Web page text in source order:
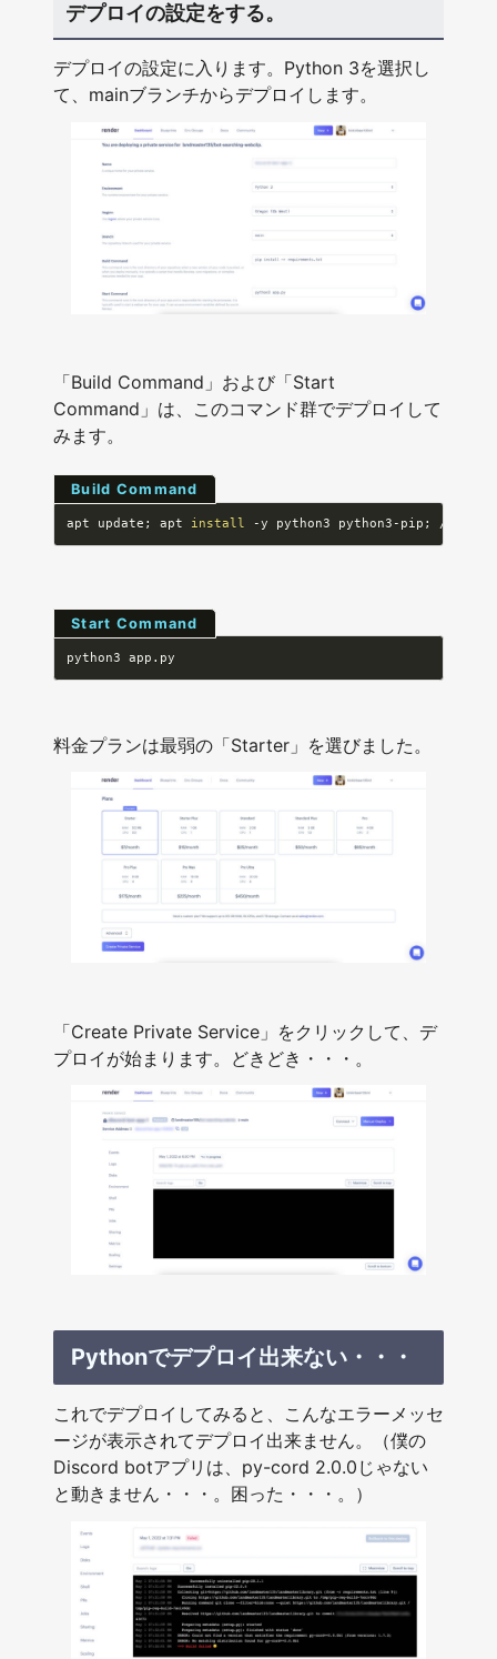
デプロイの設定をする。
デプロイの設定に入ります。Python 3を選択し
て、mainブランチからデプロイします。
「Build Command」および「Start
Command」は、このコマンド群でデプロイして
みます。
Build Command
apt update ; apt install -y python3 python3-pip ; /opt/
Start Command
python3 app.py
料金プランは最弱の「Starter」を選びました。
「Create Private Service」をクリックして、デ
プロイが始まります。どきどき・・・。
Pythonでデプロイ出来ない・・・
これでデプロイしてみると、こんなエラーメッセ
ージが表示されてデプロイ出来ません。（僕の
Discord botアプリは、py-cord 2.0.0じゃない
と動きません・・・。困った・・・。）